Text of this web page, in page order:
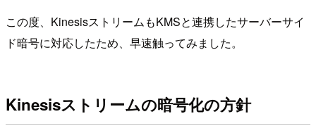
この度、KinesisストリームもKMSと連携したサーバーサイ
ド暗号に対応したため、早速触ってみました。
Kinesisストリームの暗号化の方針